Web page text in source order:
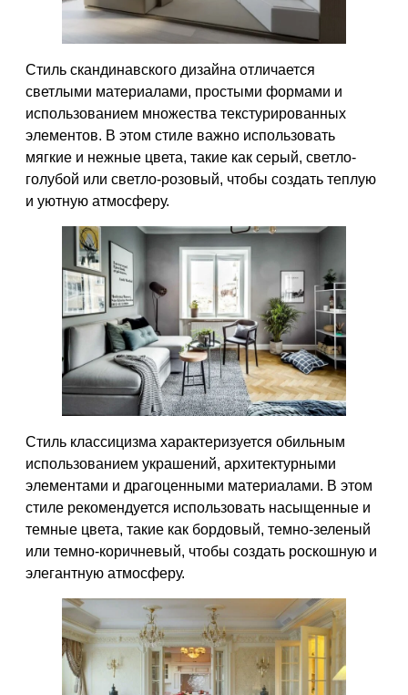
Стиль скандинавского дизайна отличается
светлыми материалами, простыми формами и
использованием множества текстурированных
элементов. В этом стиле важно использовать
мягкие и нежные цвета, такие как серый, светло-
голубой или светло-розовый, чтобы создать теплую
и уютную атмосферу.
Стиль классицизма характеризуется обильным
использованием украшений, архитектурными
элементами и драгоценными материалами. В этом
стиле рекомендуется использовать насыщенные и
темные цвета, такие как бордовый, темно-зеленый
или темно-коричневый, чтобы создать роскошную и
элегантную атмосферу.